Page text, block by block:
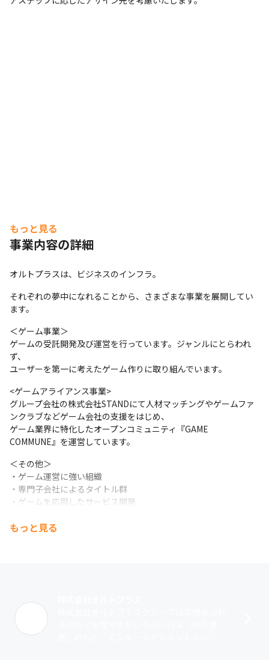
もっと見る
事業内容の詳細
オルトプラスは、ビジネスのインフラ。
それぞれの夢中になれることから、さまざまな事業を展開してい
ます。
＜ゲーム事業＞
ゲームの受託開発及び運営を行っています。ジャンルにとらわれ
ず、
ユーザーを第一に考えたゲーム作りに取り組んでいます。
<ゲームアライアンス事業>
グループ会社の株式会社STANDにて人材マッチングやゲームファ
ンクラブなどゲーム会社の支援をはじめ、
ゲーム業界に特化したオープンコミュニティ『GAME
COMMUNE』を運営しています。
＜その他＞
・ゲーム運営に強い組織
・専門子会社によるタイトル群
・ゲームを応用したサービス開発
これらを構築し、熱狂するプロダクトを提供しています。
もっと見る